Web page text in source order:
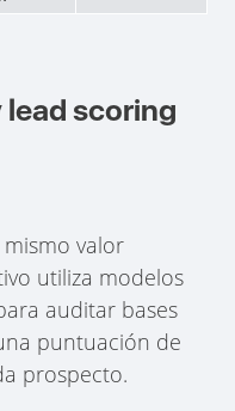
scoring
valor
utiliza modelos
auditar bases
puntuación de
prospecto.